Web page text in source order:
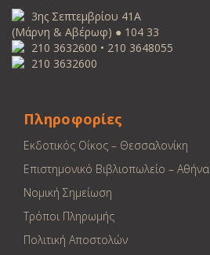
3ης Σεπτεμβρίου 41Α
(Μάρνη & Αβέρωφ) ● 104 33
210 3632600 • 210 3648055
210 3632600
Πληροφορίες
Εκδοτικός Οίκος – Θεσσαλονίκη
Επιστημονικό Βιβλιοπωλείο – Αθήνα
Νομική Σημείωση
Τρόποι Πληρωμής
Πολιτική Αποστολών